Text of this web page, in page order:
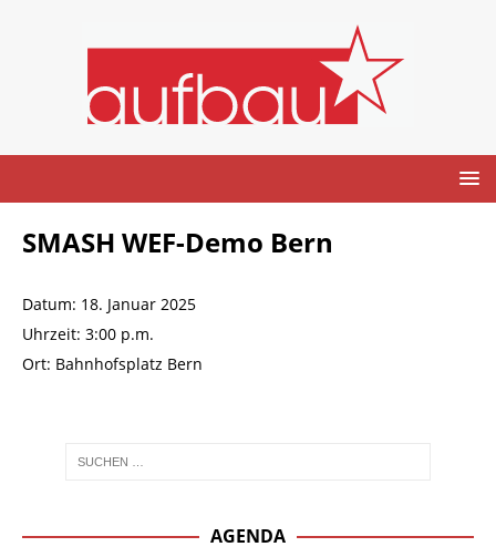
SMASH WEF-Demo Bern
Datum: 18. Januar 2025
Uhrzeit: 3:00 p.m.
Ort: Bahnhofsplatz Bern
AGENDA